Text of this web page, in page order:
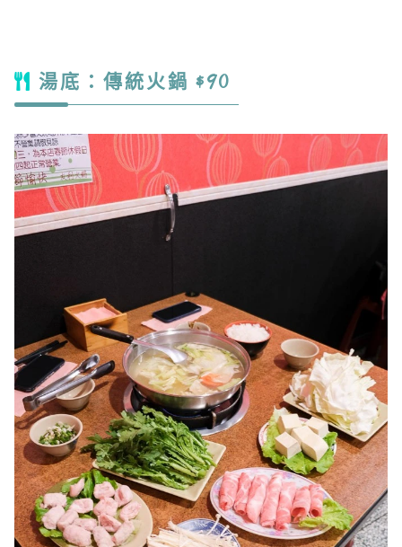
湯底：傳統火鍋 $90